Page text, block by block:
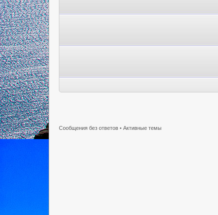
Сообщения без ответов • Активные темы